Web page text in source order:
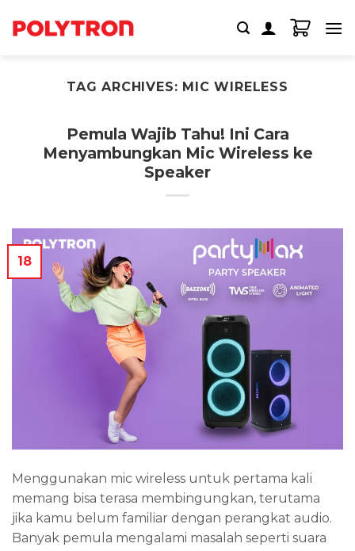
TAG ARCHIVES: MIC WIRELESS
Pemula Wajib Tahu! Ini Cara
Menyambungkan Mic Wireless ke
Speaker
18
Menggunakan mic wireless untuk pertama kali
memang bisa terasa membingungkan, terutama
jika kamu belum familiar dengan perangkat audio.
Banyak pemula mengalami masalah seperti suara